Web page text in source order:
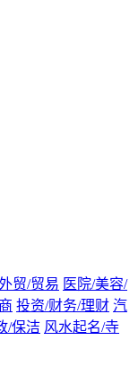
贸/贸易 医院/美容/
投资/财务/理财 汽
/保洁 风水起名/寺